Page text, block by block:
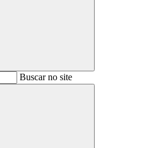
BuscarBuscar no site